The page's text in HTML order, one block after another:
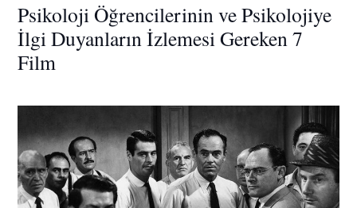
Psikoloji Öğrencilerinin ve Psikolojiye
İlgi Duyanların İzlemesi Gereken 7
Film